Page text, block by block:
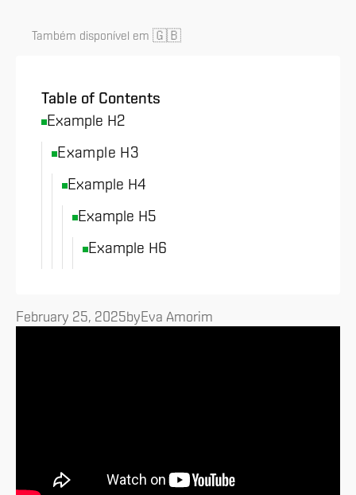
Também disponível em 🇬🇧
Table of Contents
Example H2
Example H3
Example H4
Example H5
Example H6
February 25, 2025byEva Amorim